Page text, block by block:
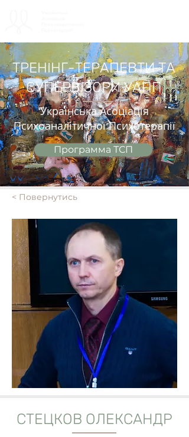
Программа ТСП
ТРЕНІНГ-ТЕРАПЕВТИ ТА
СУПЕРВІЗОРИ УАПП
Українська Асоціація
Психоаналітичної Психотерапії
< Повернутись
СТЕЦКОВ ОЛЕКСАНДР